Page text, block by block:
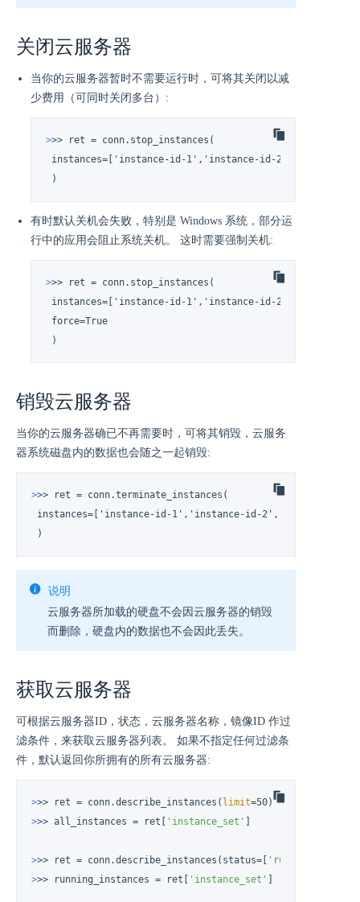
关闭云服务器
当你的云服务器暂时不需要运行时，可将其关闭以减
少费用（可同时关闭多台）:
>>> ret = conn.stop_instances(
instances=['instance-id-1','instance-id-2', ...]
)
有时默认关机会失败，特别是 Windows 系统，部分运
行中的应用会阻止系统关机。 这时需要强制关机:
>>> ret = conn.stop_instances(
instances=['instance-id-1','instance-id-2', ...],
force=True
)
销毁云服务器
当你的云服务器确已不再需要时，可将其销毁，云服务
器系统磁盘内的数据也会随之一起销毁:
>>> ret = conn.terminate_instances(
instances=['instance-id-1','instance-id-2', ...]
)
说明
云服务器所加载的硬盘不会因云服务器的销毁
而删除，硬盘内的数据也不会因此丢失。
获取云服务器
可根据云服务器ID，状态，云服务器名称，镜像ID 作过
滤条件，来获取云服务器列表。 如果不指定任何过滤条
件，默认返回你所拥有的所有云服务器:
>>> ret = conn.describe_instances( limit=50)
>>> all_instances = ret[ 'instance_set'
>>> ret = conn.describe_instances(status=[ 'running'
>>> running_instances = ret[ 'instance_set'